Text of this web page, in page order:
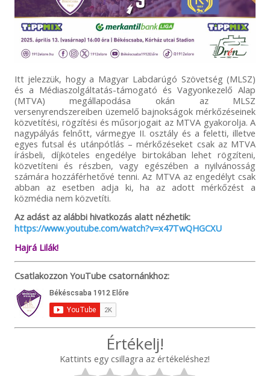
Itt jelezzük, hogy a Magyar Labdarúgó Szövetség (MLSZ)
és a Médiaszolgáltatás-támogató és Vagyonkezelő Alap
(MTVA) megállapodása okán az MLSZ
versenyrendszereiben üzemelő bajnokságok mérkőzéseinek
közvetítési, rögzítési és műsorjogait az MTVA gyakorolja. A
nagypályás felnőtt, vármegye II. osztály és a feletti, illetve
egyes futsal és utánpótlás – mérkőzéseket csak az MTVA
írásbeli, díjköteles engedélye birtokában lehet rögzíteni,
közvetíteni és részben, vagy egészében a nyilvánosság
számára hozzáférhetővé tenni. Az MTVA az engedélyt csak
abban az esetben adja ki, ha az adott mérkőzést a
közmédia nem közvetíti.
Az adást az alábbi hivatkozás alatt nézhetik:
https://www.youtube.com/watch?v=x47TwQHGCXU
Hajrá Lilák!
Csatlakozzon YouTube csatornánkhoz:
Értékelj!
Kattints egy csillagra az értékeléshez!